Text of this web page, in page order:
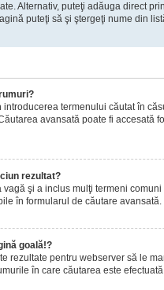
Alternativ, puteţi adăuga direct
puteţi să şi ştergeţi nume din
termenului căutat în
avansată poate fi accesată
rezultat?
şi a inclus mulţi termeni
în formularul de căutare avansată.
goală!?
rezultate pentru webserver să le
în care căutarea este